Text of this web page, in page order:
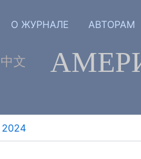
中文
О ЖУРНАЛЕ АВТОРАМ
2024